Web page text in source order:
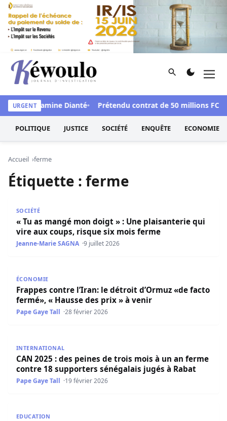
Aller au contenu
Kéwoulo, le premier site d'information et d'investigation
Rechercher
URGENTLamine Dianté Prétendu contrat de 50 millions FCFA
POLITIQUE JUSTICE SOCIÉTÉ ENQUÊTE ECONOMIE
Accueil ferme
Étiquette : ferme
SOCIÉTÉ
« Tu as mangé mon doigt » : Une plaisanterie qui
vire aux coups, risque six mois ferme
Jeanne-Marie SAGNA 9 juillet 2026
ÉCONOMIE
Frappes contre l’Iran: le détroit d’Ormuz «de facto
fermé», « Hausse des prix » à venir
Pape Gaye Tall 28 février 2026
INTERNATIONAL
CAN 2025 : des peines de trois mois à un an ferme
contre 18 supporters sénégalais jugés à Rabat
Pape Gaye Tall 19 février 2026
EDUCATION